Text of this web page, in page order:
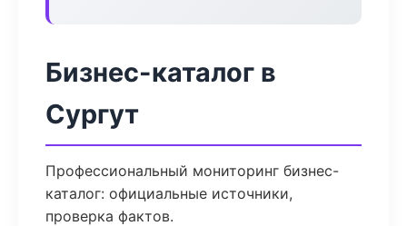
Бизнес-каталог в
Сургут
Профессиональный мониторинг бизнес-
каталог: официальные источники,
проверка фактов.